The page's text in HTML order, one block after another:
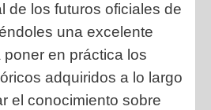
de los futuros oficiales de
una excelente
en práctica los
adquiridos a lo largo
el conocimiento sobre